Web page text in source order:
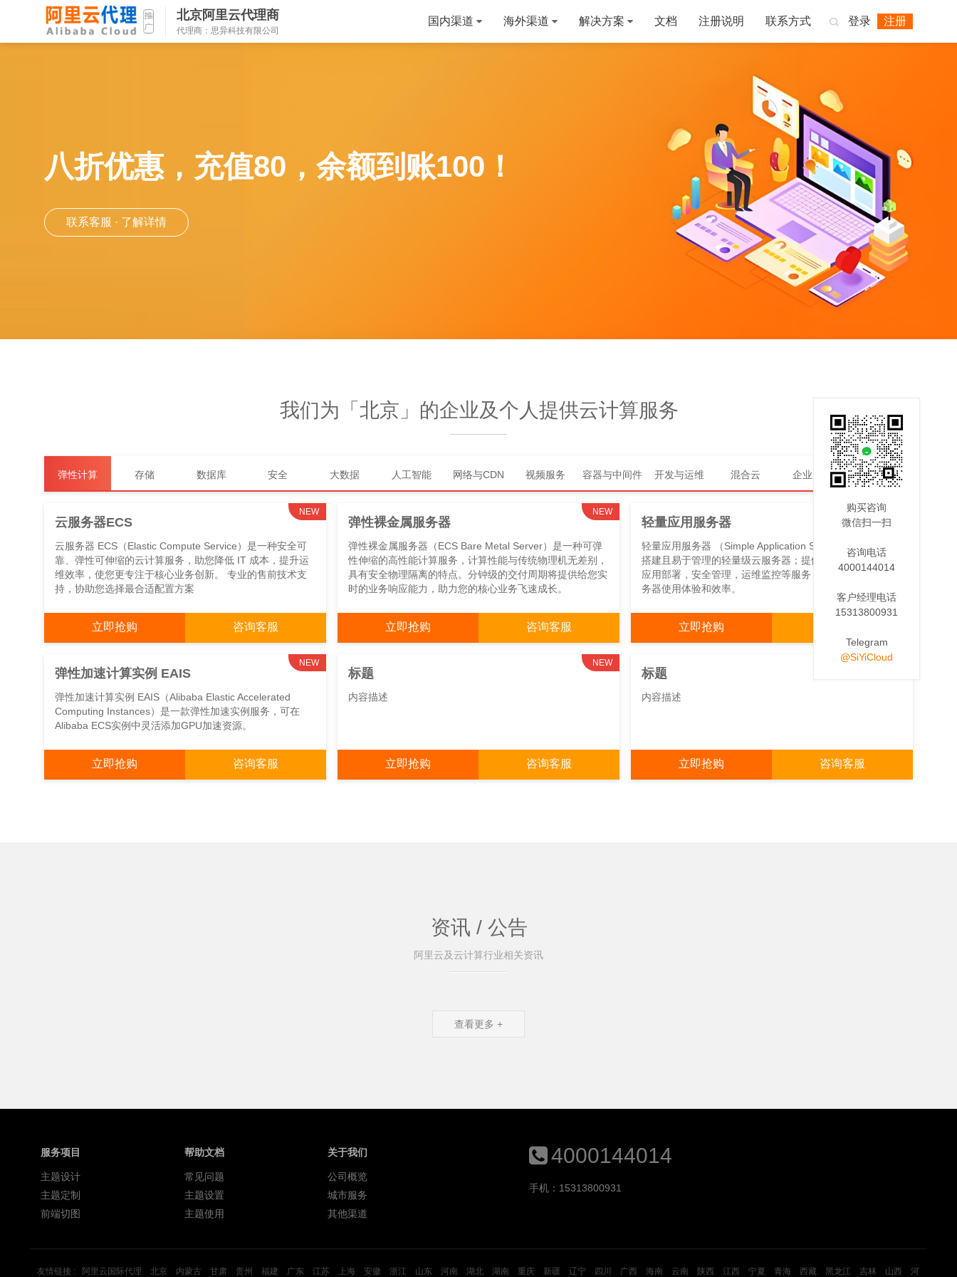
北京阿里云代理商
代理商：思异科技有限公司
登录 注册

国内渠道 海外渠道 解决方案 文档 注册说明 联系方式
八折优惠，充值80，余额到账100！
联系客服 · 了解详情
我们为「北京」的企业及个人提供云计算服务
弹性计算 存储 数据库 安全 大数据 人工智能 网络与CDN 视频服务 容器与中间件 开发与运维 混合云 企业应用 云通信
NEW
云服务器ECS
云服务器 ECS（Elastic Compute Service）是一种安全可
靠、弹性可伸缩的云计算服务，助您降低 IT 成本，提升运
维效率，使您更专注于核心业务创新。 专业的售前技术支
持，协助您选择最合适配置方案
立即抢购 咨询客服
NEW
弹性裸金属服务器
弹性裸金属服务器（ECS Bare Metal Server）是一种可弹
性伸缩的高性能计算服务，计算性能与传统物理机无差别，
具有安全物理隔离的特点。分钟级的交付周期将提供给您实
时的业务响应能力，助力您的核心业务飞速成长。
立即抢购 咨询客服
NEW
轻量应用服务器
轻量应用服务器 （Simple Application Server），是可快速
搭建且易于管理的轻量级云服务器；提供基于单台服务器的
应用部署，安全管理，运维监控等服务，一站式提升您的服
务器使用体验和效率。
立即抢购
NEW
弹性加速计算实例 EAIS
弹性加速计算实例 EAIS（Alibaba Elastic Accelerated
Computing Instances）是一款弹性加速实例服务，可在
Alibaba ECS实例中灵活添加GPU加速资源。
立即抢购 咨询客服
NEW
标题
内容描述
立即抢购 咨询客服
NEW
标题
内容描述
立即抢购 咨询客服
资讯 / 公告
阿里云及云计算行业相关资讯
查看更多 +
服务项目
主题设计
主题定制
前端切图
帮助文档
常见问题
主题设置
主题使用
关于我们
公司概览
城市服务
其他渠道
4000144014
手机：15313800931
友情链接 : 阿里云国际代理 北京 内蒙古 甘肃 贵州 福建 广东 江苏 上海 安徽 浙江 山东 河南 湖北 湖南 重庆 新疆 辽宁 四川 广西 海南 云南 陕西 江西 宁夏 青海 西藏 黑龙江 吉林 山西 河
购买咨询
微信扫一扫
咨询电话
4000144014
客户经理电话
15313800931
Telegram
@SiYiCloud